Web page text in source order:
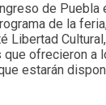
de Puebla
de la
Libertad
ofrecieron a
estarán